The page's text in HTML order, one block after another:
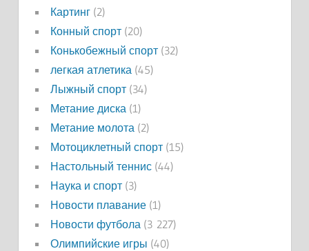
Картинг(2)
Конный спорт(20)
Конькобежный спорт(32)
легкая атлетика (45)
Лыжный спорт(34)
Метание диска (1)
Метание молота (2)
Мотоциклетный спорт(15)
Настольный теннис(44)
Наука и спорт(3)
Новости плавание(1)
Новости футбола (3 227)
Олимпийские игры (40)